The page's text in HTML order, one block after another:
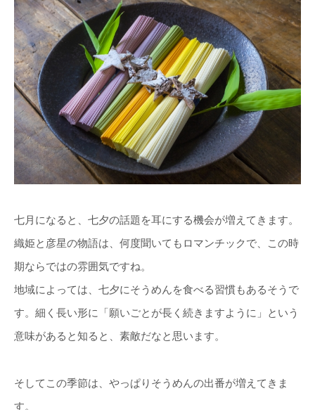
七月になると、七夕の話題を耳にする機会が増えてきます。
織姫と彦星の物語は、何度聞いてもロマンチックで、この時
期ならではの雰囲気ですね。
地域によっては、七夕にそうめんを食べる習慣もあるそうで
す。細く長い形に「願いごとが長く続きますように」という
意味があると知ると、素敵だなと思います。
そしてこの季節は、やっぱりそうめんの出番が増えてきま
す。